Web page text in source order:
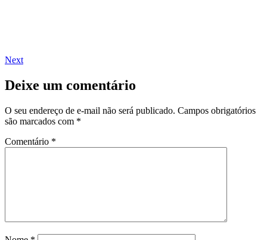
Next
Deixe um comentário
O seu endereço de e-mail não será publicado. Campos obrigatórios
são marcados com *
Comentário *